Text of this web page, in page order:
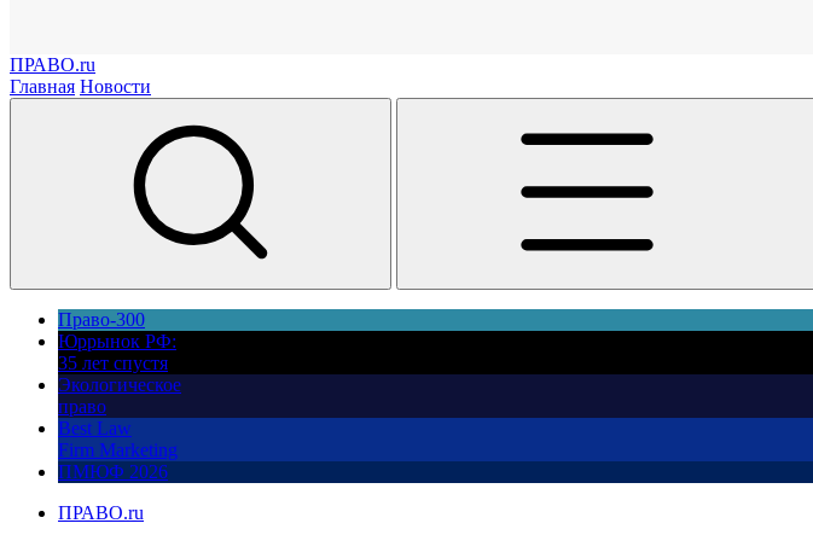
ПРАВО.ru
Главная Новости
Право-300
Юррынок РФ:
35 лет спустя
Экологическое
право
Best Law
Firm Marketing
ПМЮФ 2026
ПРАВО.ru